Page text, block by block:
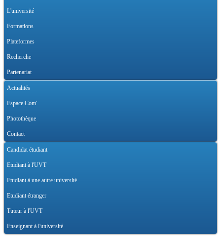
L'université
Formations
Plateformes
Recherche
Partenariat
Actualités
Espace Com'
Photothèque
Contact
Candidat étudiant
Etudiant à l'UVT
Etudiant à une autre université
Etudiant étranger
Tuteur à l'UVT
Enseignant à l'université